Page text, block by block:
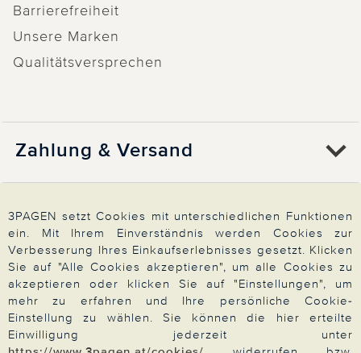
Barrierefreiheit
Unsere Marken
Qualitätsversprechen
Zahlung & Versand
Über 3PAGEN
Wir beraten Sie gern
Impressum Datenschutz
3PAGEN setzt Cookies mit unterschiedlichen Funktionen
ein. Mit Ihrem Einverständnis werden Cookies zur
Verbesserung Ihres Einkaufserlebnisses gesetzt. Klicken
Sie auf "Alle Cookies akzeptieren", um alle Cookies zu
akzeptieren oder klicken Sie auf "Einstellungen", um
mehr zu erfahren und Ihre persönliche Cookie-
Einstellung zu wählen. Sie können die hier erteilte
Einwilligung jederzeit unter